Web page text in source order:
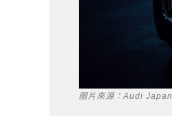
圖片來源：Audi Japan